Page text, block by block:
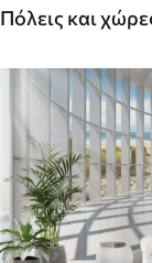
Πόλεις και